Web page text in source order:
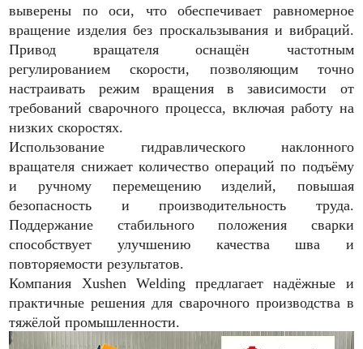
выверены по оси, что обеспечивает равномерное
вращение изделия без проскальзывания и вибраций.
Привод вращателя оснащён частотным
регулированием скорости, позволяющим точно
настраивать режим вращения в зависимости от
требований сварочного процесса, включая работу на
низких скоростях.
Использование гидравлического наклонного
вращателя снижает количество операций по подъёму
и ручному перемещению изделий, повышая
безопасность и производительность труда.
Поддержание стабильного положения сварки
способствует улучшению качества шва и
повторяемости результатов.
Компания Xushen Welding предлагает надёжные и
практичные решения для сварочного производства в
тяжёлой промышленности.